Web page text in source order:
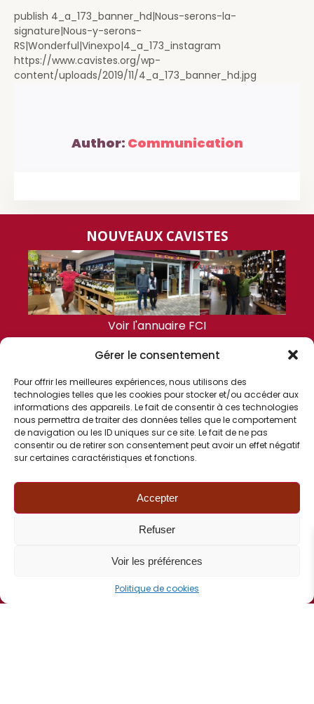
Gérer le consentement
Pour offrir les meilleures expériences, nous utilisons des
technologies telles que les cookies pour stocker et/ou accéder aux
informations des appareils. Le fait de consentir à ces technologies
nous permettra de traiter des données telles que le comportement
de navigation ou les ID uniques sur ce site. Le fait de ne pas
consentir ou de retirer son consentement peut avoir un effet négatif
sur certaines caractéristiques et fonctions.
Accepter
Refuser
Voir les préférences
Politique de cookies
publish 4_a_173_banner_hd|Nous-serons-la-
signature|Nous-y-serons-
RS|Wonderful|Vinexpo|4_a_173_instagram
https://www.cavistes.org/wp-
content/uploads/2019/11/4_a_173_banner_hd.jpg
Author: Communication
NOUVEAUX CAVISTES
Voir l'annuaire FCI
Voir les actualités FCI
FCI